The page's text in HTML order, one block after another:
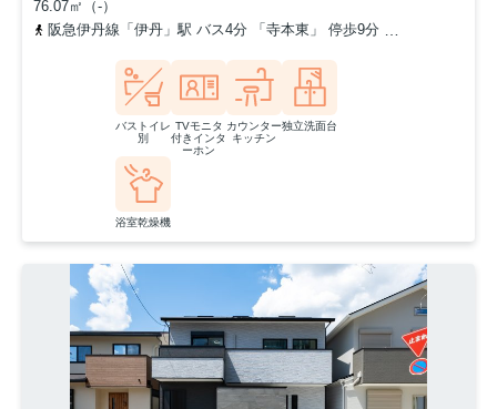
76.07㎡（-）
阪急伊丹線「伊丹」駅 バス4分 「寺本東」 停歩9分
バストイレ
別
TVモニタ
付きインタ
ーホン
カウンター
キッチン
独立洗面台
浴室乾燥機